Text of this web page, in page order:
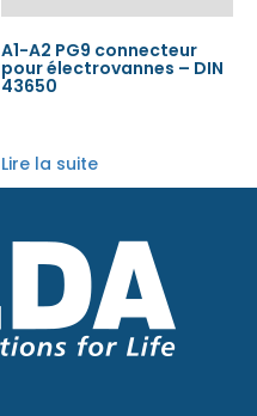
A1-A2 PG9 connecteur
pour électrovannes – DIN
43650
Lire la suite